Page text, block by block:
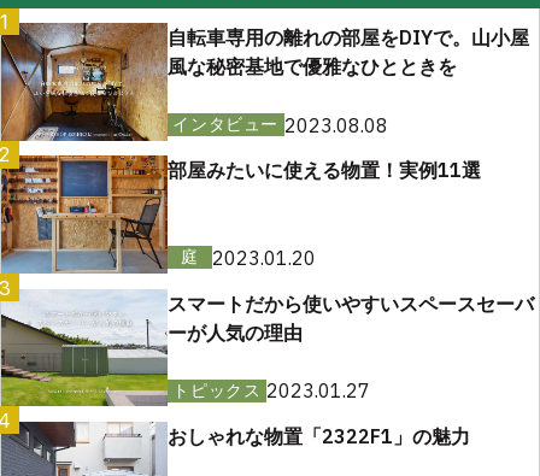
1
自転車専用の離れの部屋をDIYで。山小屋
風な秘密基地で優雅なひとときを
インタビュー 2023.08.08
2
部屋みたいに使える物置！実例11選
庭
2023.01.20
スマートだから使いやすいスペースセーバ
ーが人気の理由
トピックス 2023.01.27
おしゃれな物置「2322F1」の魅力